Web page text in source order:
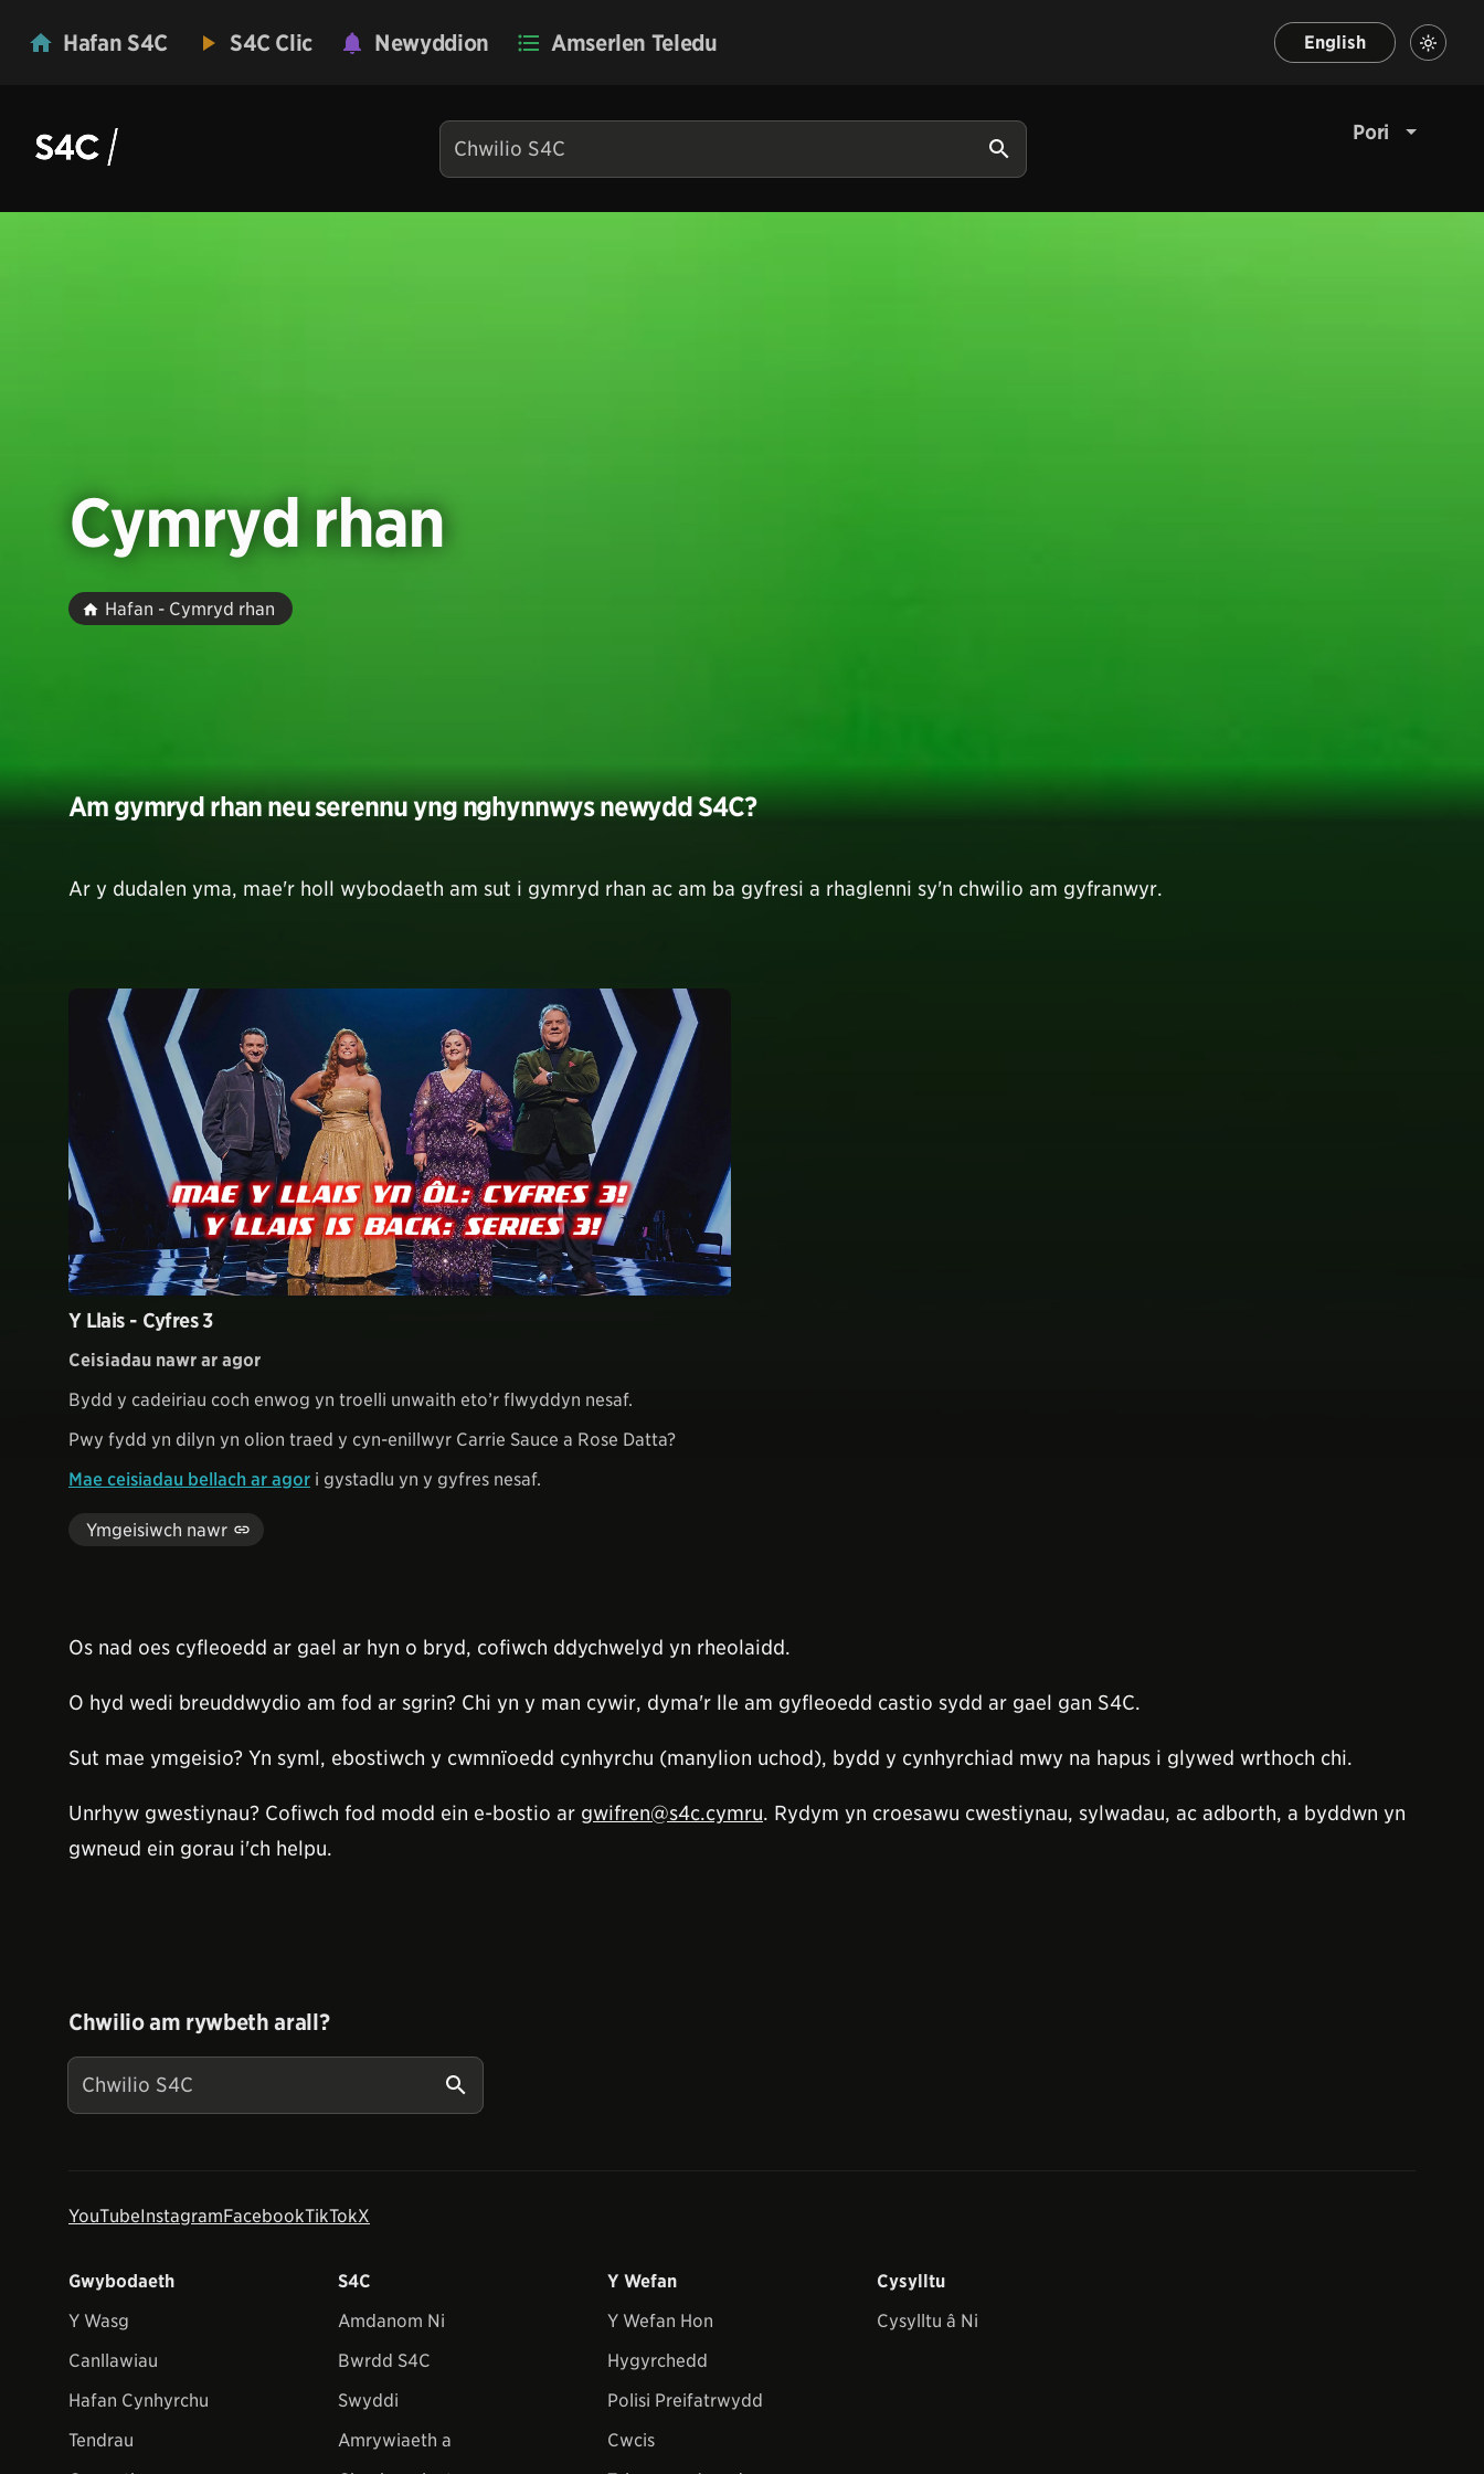
Hafan S4C S4C Clic Newyddion Amserlen Teledu English
Pori
Cymryd rhan
Hafan - Cymryd rhan
Am gymryd rhan neu serennu yng nghynnwys newydd S4C?
Ar y dudalen yma, mae'r holl wybodaeth am sut i gymryd rhan ac am ba gyfresi a rhaglenni sy'n chwilio am gyfranwyr.
Y Llais - Cyfres 3
Ceisiadau nawr ar agor
Bydd y cadeiriau coch enwog yn troelli unwaith eto’r flwyddyn nesaf.
Pwy fydd yn dilyn yn olion traed y cyn-enillwyr Carrie Sauce a Rose Datta?
Mae ceisiadau bellach ar agor i gystadlu yn y gyfres nesaf.
Ymgeisiwch nawr
Os nad oes cyfleoedd ar gael ar hyn o bryd, cofiwch ddychwelyd yn rheolaidd.
O hyd wedi breuddwydio am fod ar sgrin? Chi yn y man cywir, dyma'r lle am gyfleoedd castio sydd ar gael gan S4C.
Sut mae ymgeisio? Yn syml, ebostiwch y cwmnïoedd cynhyrchu (manylion uchod), bydd y cynhyrchiad mwy na hapus i glywed wrthoch chi.
Unrhyw gwestiynau? Cofiwch fod modd ein e-bostio ar gwifren@s4c.cymru. Rydym yn croesawu cwestiynau, sylwadau, ac adborth, a byddwn yn
gwneud ein gorau i'ch helpu.
Chwilio am rywbeth arall?
YouTubeInstagramFacebookTikTokX
Gwybodaeth
Y Wasg
Canllawiau
Hafan Cynhyrchu
Tendrau
S4C
Amdanom Ni
Bwrdd S4C
Swyddi
Amrywiaeth a
Y Wefan
Y Wefan Hon
Hygyrchedd
Polisi Preifatrwydd
Cwcis
Cysylltu
Cysylltu â Ni